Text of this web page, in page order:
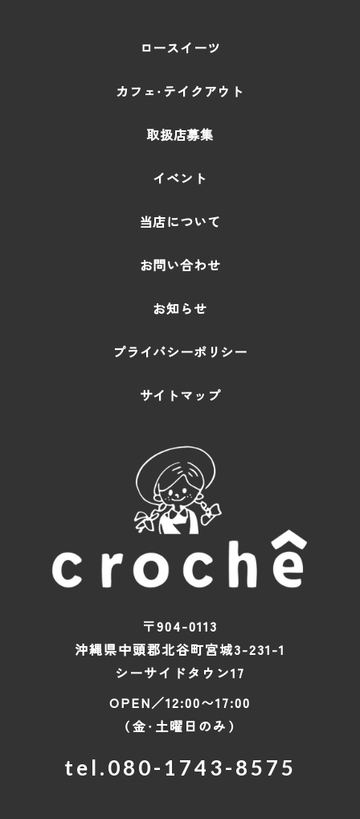
ロースイーツ
カフェ・テイクアウト
取扱店募集
イベント
当店について
お問い合わせ
お知らせ
プライバシーポリシー
サイトマップ
〒904-0113
沖縄県中頭郡北谷町宮城3-231-1
シーサイドタウン17
OPEN／12:00〜17:00
（金・土曜日のみ）
tel.080-1743-8575